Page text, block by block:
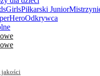
GirlsPiłkarski Junior
Odkrywca
jakości